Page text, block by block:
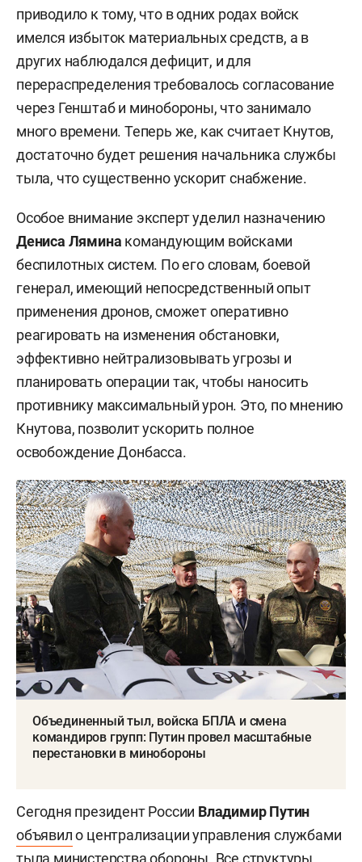
приводило к тому, что в одних родах войск
имелся избыток материальных средств, а в
других наблюдался дефицит, и для
перераспределения требовалось согласование
через Генштаб и минобороны, что занимало
много времени. Теперь же, как считает Кнутов,
достаточно будет решения начальника службы
тыла, что существенно ускорит снабжение.
Особое внимание эксперт уделил назначению
Дениса Лямина командующим войсками
беспилотных систем. По его словам, боевой
генерал, имеющий непосредственный опыт
применения дронов, сможет оперативно
реагировать на изменения обстановки,
эффективно нейтрализовывать угрозы и
планировать операции так, чтобы наносить
противнику максимальный урон. Это, по мнению
Кнутова, позволит ускорить полное
освобождение Донбасса.
Объединенный тыл, войска БПЛА и смена
командиров групп: Путин провел масштабные
перестановки в минобороны
Сегодня президент России Владимир Путин
объявило централизации управления службами
тыла министерства обороны. Все структуры